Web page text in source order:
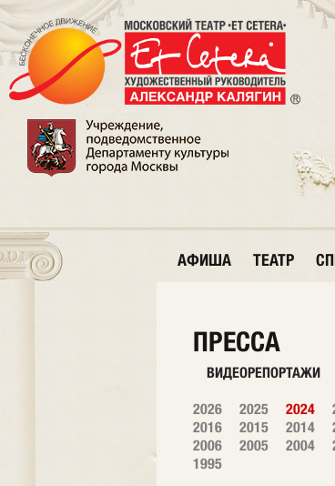
АФИША ТЕАТР
ПРЕССА
ВИДЕОРЕПОРТАЖИ
2026 2025 2024
2016
2015 2014
2006
2005 2004
1995